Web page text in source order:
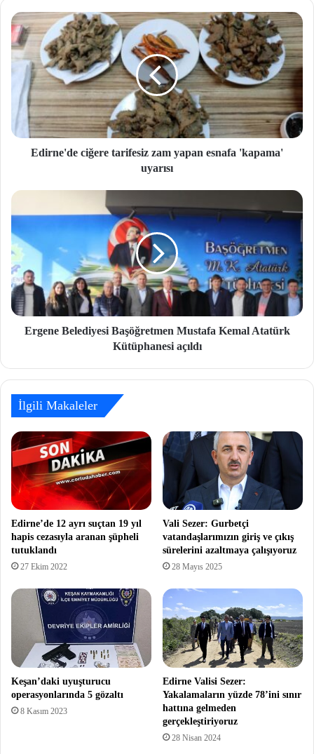
si
Edirne'de ciğere tarifesiz zam yapan esnafa 'kapama'
uyarısı
Ergene Belediyesi Başöğretmen Mustafa Kemal Atatürk
Kütüphanesi açıldı
İlgili Makaleler
Edirne’de 12 ayrı suçtan 19 yıl
hapis cezasıyla aranan şüpheli
tutuklandı
27 Ekim 2022
Vali Sezer: Gurbetçi
vatandaşlarımızın giriş ve çıkış
sürelerini azaltmaya çalışıyoruz
28 Mayıs 2025
Keşan’daki uyuşturucu
operasyonlarında 5 gözaltı
8 Kasım 2023
Edirne Valisi Sezer:
Yakalamaların yüzde 78’ini sınır
hattına gelmeden
gerçekleştiriyoruz
28 Nisan 2024